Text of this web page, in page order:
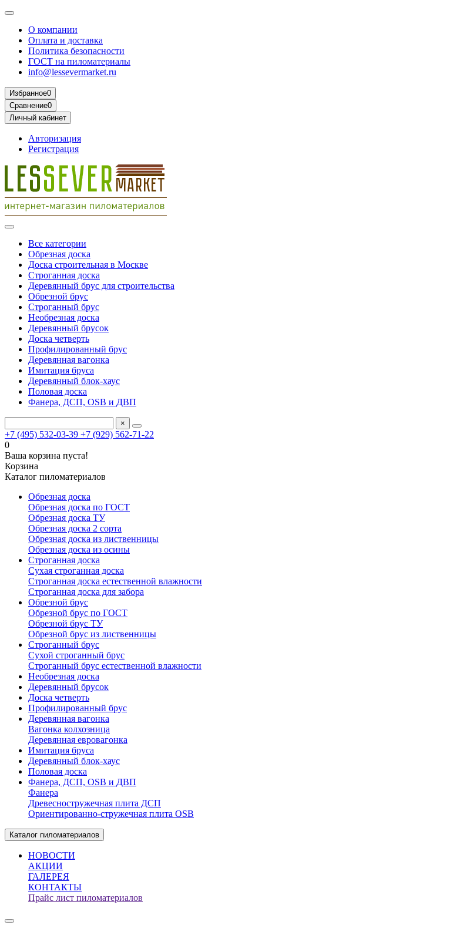
О компании
Оплата и доставка
Политика безопасности
ГОСТ на пиломатериалы
info@lessevermarket.ru
Избранное0
Сравнение0
Личный кабинет
Авторизация
Регистрация
Все категории
Обрезная доска
Доска строительная в Москве
Строганная доска
Деревянный брус для строительства
Обрезной брус
Строганный брус
Необрезная доска
Деревянный брусок
Доска четверть
Профилированный брус
Деревянная вагонка
Имитация бруса
Деревянный блок-хаус
Половая доска
Фанера, ДСП, OSB и ДВП
×
+7 (495) 532-03-39 +7 (929) 562-71-22
0
Ваша корзина пуста!
Корзина
Каталог пиломатериалов
Обрезная доска
Обрезная доска по ГОСТ
Обрезная доска ТУ
Обрезная доска 2 сорта
Обрезная доска из лиственницы
Обрезная доска из осины
Строганная доска
Сухая строганная доска
Строганная доска естественной влажности
Строганная доска для забора
Обрезной брус
Обрезной брус по ГОСТ
Обрезной брус ТУ
Обрезной брус из лиственницы
Строганный брус
Сухой строганный брус
Строганный брус естественной влажности
Необрезная доска
Деревянный брусок
Доска четверть
Профилированный брус
Деревянная вагонка
Вагонка колхозница
Деревянная евровагонка
Имитация бруса
Деревянный блок-хаус
Половая доска
Фанера, ДСП, OSB и ДВП
Фанера
Древесностружечная плита ДСП
Ориентированно-стружечная плита OSB
Каталог пиломатериалов
НОВОСТИ
АКЦИИ
ГАЛЕРЕЯ
КОНТАКТЫ
Прайс лист пиломатериалов